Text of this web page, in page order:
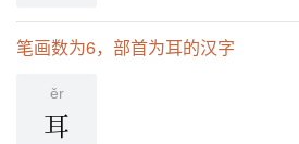
笔画数为6，部首为耳的汉字
ěr
耳